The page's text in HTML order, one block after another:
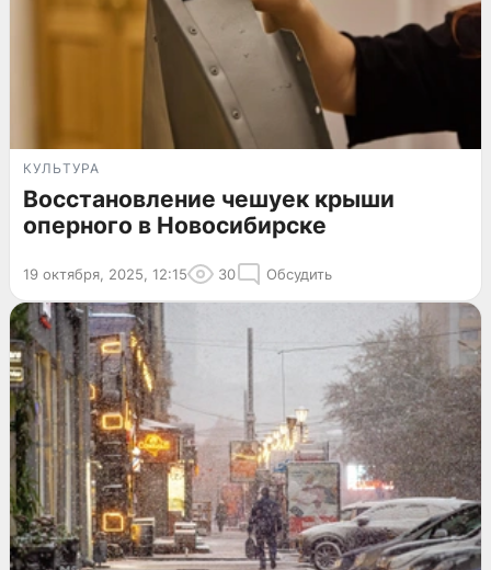
КУЛЬТУРА
Восстановление чешуек крыши
оперного в Новосибирске
19 октября, 2025, 12:15 30 Обсудить